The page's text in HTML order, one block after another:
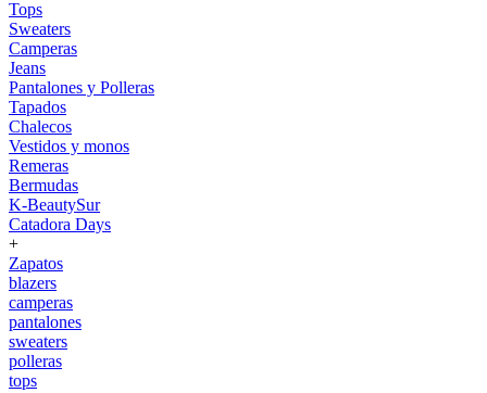
Tops
Sweaters
Camperas
Jeans
Pantalones y Polleras
Tapados
Chalecos
Vestidos y monos
Remeras
Bermudas
K-BeautySur
Catadora Days
+
Zapatos
blazers
camperas
pantalones
sweaters
polleras
tops